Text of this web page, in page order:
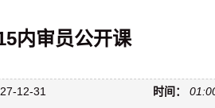
内审员公开课
12-31 时间：